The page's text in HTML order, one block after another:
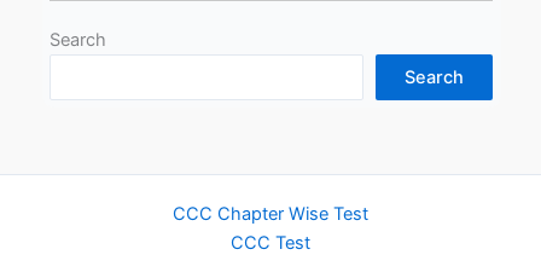
Search
Search
CCC Chapter Wise Test
CCC Test